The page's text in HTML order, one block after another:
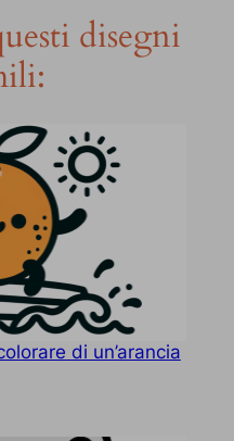
disegni
di un’arancia